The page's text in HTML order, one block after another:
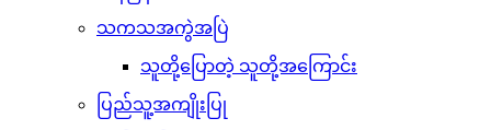
သကသအကွဲအပြဲ
သူတို့ပြောတဲ့ သူတို့အကြောင်း
ပြည်သူ့အကျိုးပြု